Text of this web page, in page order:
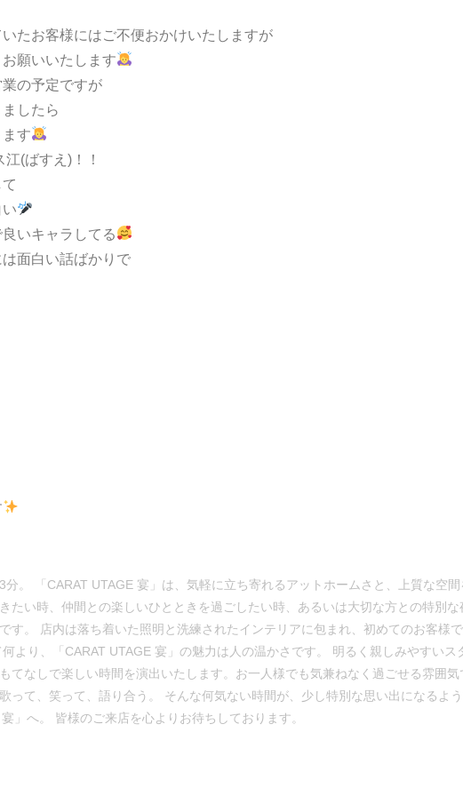
たお客様にはご不便おかけいたしますが
願いいたします
の予定ですが
したら
す
(ばすえ)！！
いキャラしてる
面白い話ばかりで
分。 「CARAT UTAGE 宴」は、気軽に立ち寄れるアットホームさと、上質な空
たい時、仲間との楽しいひとときを過ごしたい時、あるいは大切な方との特別
す。 店内は落ち着いた照明と洗練されたインテリアに包まれ、初めてのお客様
より、「CARAT UTAGE 宴」の魅力は人の温かさです。 明るく親しみやすい
てなしで楽しい時間を演出いたします。お一人様でも気兼ねなく過ごせる雰囲
って、笑って、語り合う。 そんな何気ない時間が、少し特別な思い出になるよ
」へ。 皆様のご来店を心よりお待ちしております。